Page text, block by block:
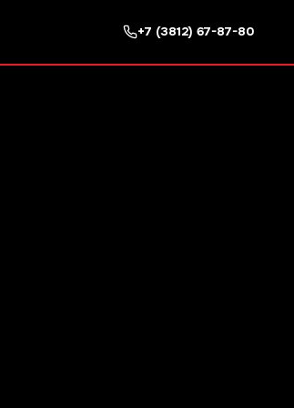
+7 (3812) 67-87-80